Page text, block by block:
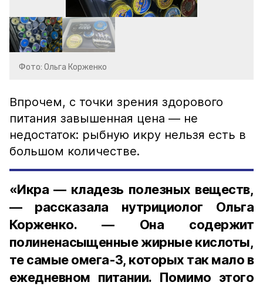
Фото: Ольга Корженко
Впрочем, с точки зрения здорового
питания завышенная цена — не
недостаток: рыбную икру нельзя есть в
большом количестве.
«Икра — кладезь полезных веществ,
— рассказала нутрициолог Ольга
Корженко. — Она содержит
полиненасыщенные жирные кислоты,
те самые омега-3, которых так мало в
ежедневном питании. Помимо этого